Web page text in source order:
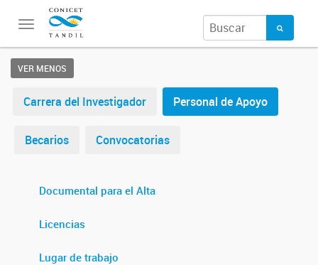
Toggle
navigation
VER MENOS
Carrera del Investigador Personal de Apoyo
Becarios Convocatorias
Documental para el Alta
Licencias
Lugar de trabajo